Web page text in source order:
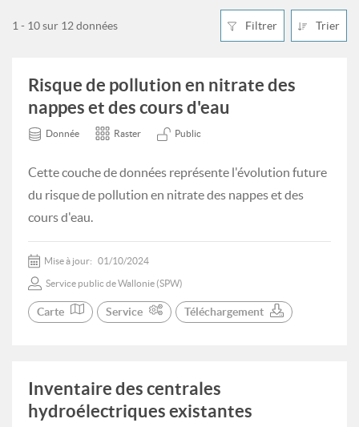
Filtrer Trier
1 - 10 sur 12 données
Risque de pollution en nitrate des
nappes et des cours d'eau
Donnée Raster Public
Cette couche de données représente l'évolution future
du risque de pollution en nitrate des nappes et des
cours d'eau.
Mise à jour: 01/10/2024
Service public de Wallonie (SPW)
Carte Service Téléchargement
Inventaire des centrales
hydroélectriques existantes